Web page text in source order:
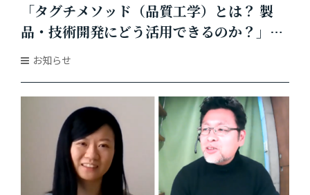
「タグチメソッド（品質工学）とは？ 製
品・技術開発にどう活用できるのか？」の
ページを追加しました
お知らせ